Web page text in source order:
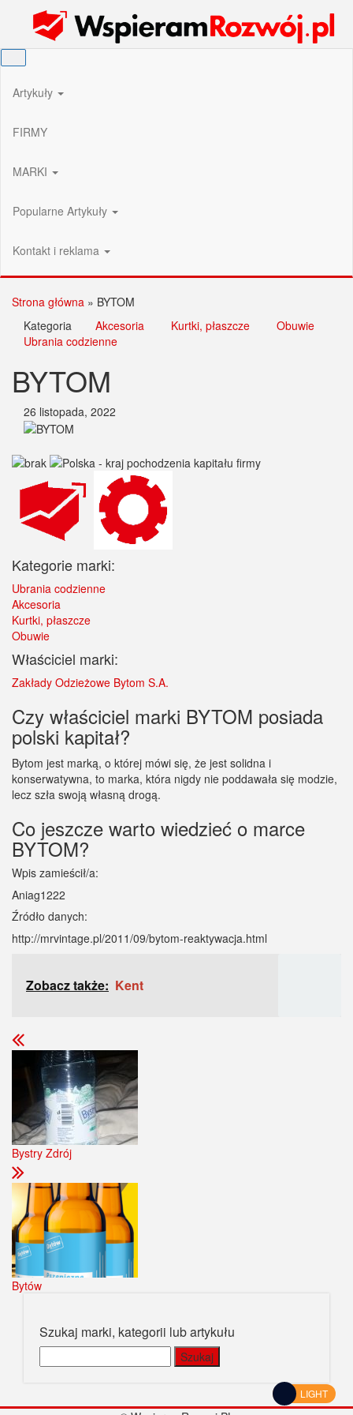
Wspieram Rozwój PL
Artykuły
FIRMY
MARKI
Popularne Artykuły
Kontakt i reklama
Strona główna » BYTOM
Kategoria
Akcesoria Kurtki, płaszcze
Obuwie
Ubrania codzienne
BYTOM
26 listopada, 2022
Kategorie marki:
Ubrania codzienne
Akcesoria
Kurtki, płaszcze
Obuwie
Właściciel marki:
Zakłady Odzieżowe Bytom S.A.
Czy właściciel marki BYTOM posiada
polski kapitał?
Bytom jest marką, o której mówi się, że jest solidna i
konserwatywna, to marka, która nigdy nie poddawała się modzie,
lecz szła swoją własną drogą.
Co jeszcze warto wiedzieć o marce
BYTOM?
Wpis zamieścił/a:
Aniag1222
Źródło danych:
http://mrvintage.pl/2011/09/bytom-reaktywacja.html
Zobacz także: Kent
Bystry Zdrój
Bytów
Szukaj marki, kategorii lub artykułu
LIGHT